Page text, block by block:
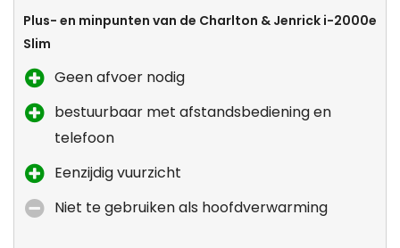
de
Plus- en minpunten van de Charlton & Jenrick i-2000e
Slim
Geen afvoer nodig
bestuurbaar met afstandsbediening en
telefoon
Eenzijdig vuurzicht
Niet te gebruiken als hoofdverwarming